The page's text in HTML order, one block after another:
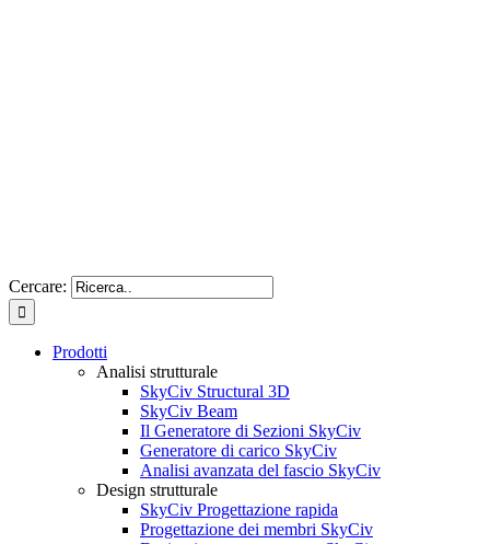
Cercare:
Prodotti
Analisi strutturale
SkyCiv Structural 3D
SkyCiv Beam
Il Generatore di Sezioni SkyCiv
Generatore di carico SkyCiv
Analisi avanzata del fascio SkyCiv
Design strutturale
SkyCiv Progettazione rapida
Progettazione dei membri SkyCiv